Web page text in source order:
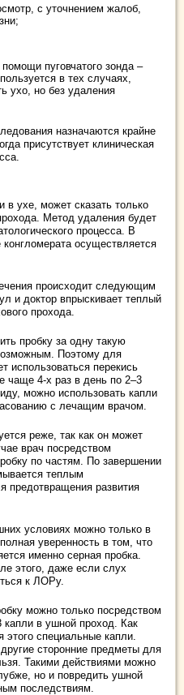
с уточнением жалоб,
пуговчатого зонда –
в тех случаях,
ухо, но без удаления
назначаются крайне
присутствует клиническая
в ухе, может сказать только
Метод удаления будет
процесса. В
осуществляется
происходит следующим
и доктор впрыскивает теплый
прохода.
пробку за одну такую
Поэтому для
использоваться перекись
чаще 4-х раз в день по 2–3
можно использовать капли
с лечащим врачом.
реже, так как он может
врач посредством
по частям. По завершении
теплым
предотвращения развития
условиях можно только в
уверенность в том, что
именно серная пробка.
этого, даже если слух
к ЛОРу.
можно только посредством
капли в ушной проход. Как
специальные капли.
сторонние предметы для
Такими действиями можно
но и повредить ушной
последствиям.